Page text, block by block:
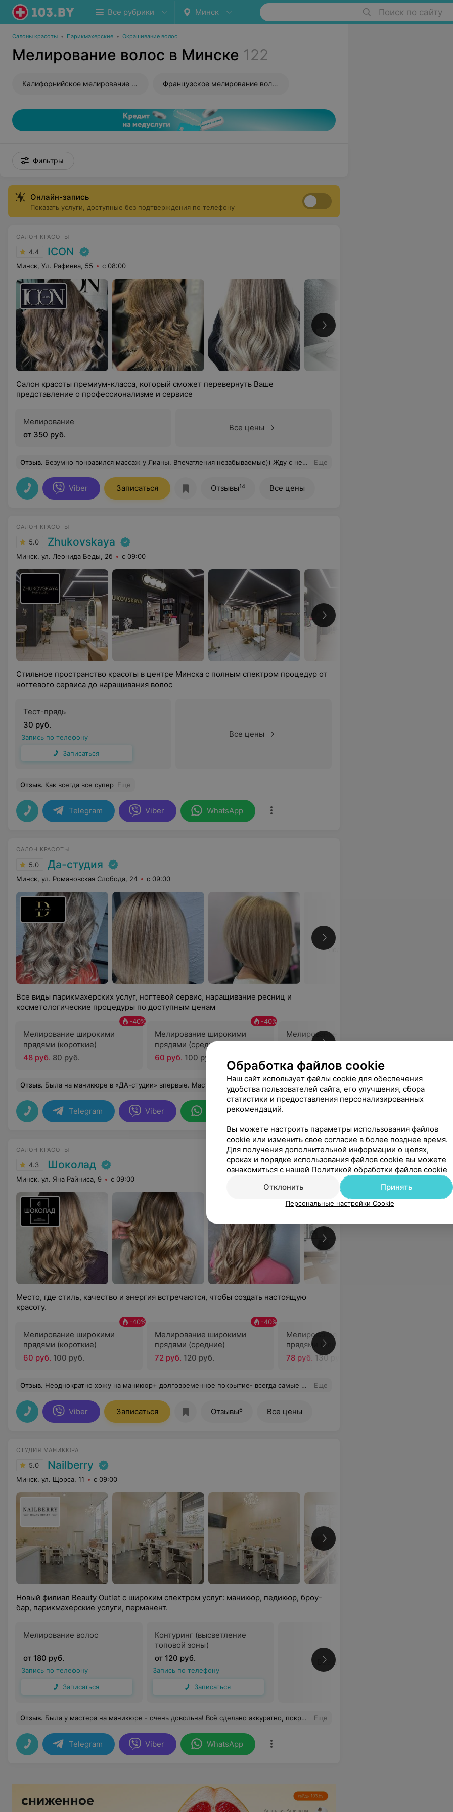
Все рубрики Минск Поиск по сайту
Салоны красоты • Парикмахерские • Окрашивание волос
Мелирование волос в Минске 122
Калифорнийское мелирование волос Французское мелирование волос
Фильтры
Онлайн-запись
Показать услуги, доступные без подтверждения по телефону
САЛОН КРАСОТЫ
4.4 ICON
Минск, Ул. Рафиева, 55 с 08:00
Салон красоты премиум-класса, который сможет перевернуть Ваше
представление о профессионализме и сервисе
Мелирование
от 350 руб.
Все цены
Отзыв. Безумно понравился массаж у Лианы. Впечатления незабываемые)) Жду с нетерпением следующий сеанс . Большое спасибо )) Еще
Viber Записаться Отзывы14 Все цены
САЛОН КРАСОТЫ
5.0 Zhukovskaya
Минск, ул. Леонида Беды, 2б с 09:00
Стильное пространство красоты в центре Минска с полным спектром процедур от
ногтевого сервиса до наращивания волос
Тест-прядь
30 руб.
Запись по телефону
Записаться
Все цены
Отзыв. Как всегда все супер Еще
Telegram Viber WhatsApp
САЛОН КРАСОТЫ
Подробнее
5.0 Да-студия
Минск, ул. Романовская Слобода, 24 с 09:00
Все виды парикмахерских услуг, ногтевой сервис, наращивание ресниц и
косметологические процедуры по доступным ценам
Мелирование широкими
прядями (короткие)
-40%
48 руб. 80 руб.
Мелирование широкими
прядями (средние)
-40%
60 руб. 100 руб.
Мелирование широкими
прядями (длинные)
прядями
Отзыв. Была на маникюре в «ДА-студии» впервые. Мастер очень приятная и общительная девушка. Учла все мои пожелания. А администратор угостила вкуснейшим кофе со сливками и конфеткой. Спасибо! Еще
Telegram Viber WhatsApp
САЛОН КРАСОТЫ
4.3 Шоколад
Минск, ул. Яна Райниса, 9 с 09:00
Место, где стиль, качество и энергия встречаются, чтобы создать настоящую
красоту.
Мелирование широкими
прядями (короткие)
-40%
60 руб. 100 руб.
Мелирование широкими
прядями (средние)
-40%
72 руб. 120 руб.
Мелирование широкими
прядями (длинные)
78 руб. 130 руб.
Отзыв. Неоднократно хожу на маникюр+ долговременное покрытие- всегда самые лучшие впечатления. Вежливые и профессиональные мастера. Раннее там же делала стрижку и окраску- всё отлично. Рекомендую. Еще
Viber Записаться Отзывы6 Все цены
СТУДИЯ МАНИКЮРА
5.0 Nailberry
Минск, ул. Щорса, 11 с 09:00
Новый филиал Beauty Outlet с широким спектром услуг: маникюр, педикюр, броу-
бар, парикмахерские услуги, перманент.
Мелирование волос
от 180 руб.
Запись по телефону
Записаться
Контуринг (высветление
топовой зоны)
от 120 руб.
Запись по телефону
Записаться
Все цены
Отзыв. Была у мастера на маникюре - очень довольна! Всё сделано аккуратно, покрытие ровное и держится отлично. Очень приятная атмосфера и профессиональный подход. Однозначно рекомендую! Еще
Telegram Viber WhatsApp
Обработка файлов cookie
Наш сайт использует файлы cookie для обеспечения
удобства пользователей сайта, его улучшения, сбора
статистики и предоставления персонализированных
рекомендаций.
Вы можете настроить параметры использования файлов
cookie или изменить свое согласие в более позднее время.
Для получения дополнительной информации о целях,
сроках и порядке использования файлов cookie вы можете
ознакомиться с нашей Политикой обработки файлов cookie
Отклонить
Принять
Персональные настройки Cookie